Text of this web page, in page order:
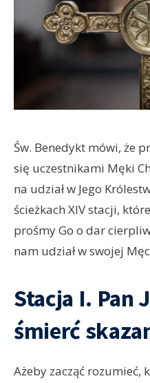
Św. Benedykt mówi, że
się uczestnikami Męki
na udział w Jego
ścieżkach XIV stacji,
prośmy Go o dar
nam udział w swojej
Stacja I. Pan
śmierć
Ażeby zacząć rozumieć,